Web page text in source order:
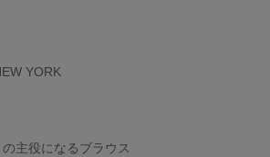
YORK
主役になるブラウス